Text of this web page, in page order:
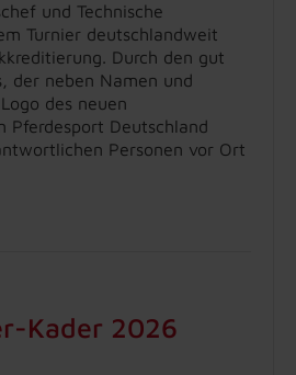
und Technische
Turnier deutschlandweit
Durch den gut
der neben Namen und
des neuen
Pferdesport Deutschland
Personen vor Ort
Kader 2026